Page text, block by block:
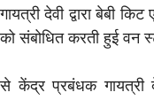
गायत्री देवी द्वारा बेबी
को संबोधित करती हुई वन
से केंद्र प्रबंधक गायत्री